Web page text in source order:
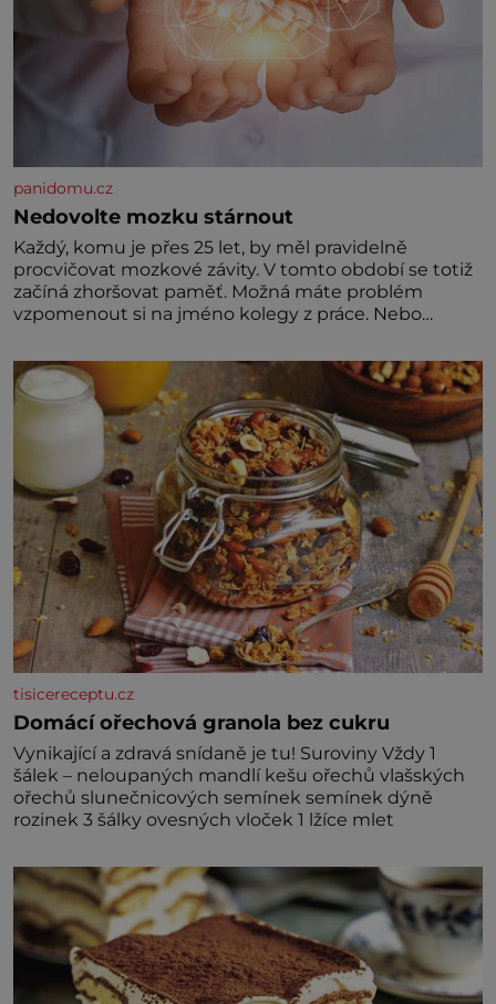
panidomu.cz
Nedovolte mozku stárnout
Každý, komu je přes 25 let, by měl pravidelně
procvičovat mozkové závity. V tomto období se totiž
začíná zhoršovat paměť. Možná máte problém
vzpomenout si na jméno kolegy z práce. Nebo
nedávno přečetli. Je to opravdu tak, s věkem jako
kdyby se paměť rozhodla stávkovat. Cvičte
tisicereceptu.cz
Domácí ořechová granola bez cukru
Vynikající a zdravá snídaně je tu! Suroviny Vždy 1
šálek – neloupaných mandlí kešu ořechů vlašských
ořechů slunečnicových semínek semínek dýně
rozinek 3 šálky ovesných vloček 1 lžíce mlet